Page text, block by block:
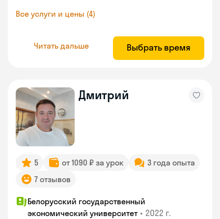
Все услуги и цены (4)
Читать дальше Выбрать время
Дмитрий
5 от 1090 ₽ за урок
3 года опыта
7 отзывов
Белорусский государственный
экономический университет • 2022 г.